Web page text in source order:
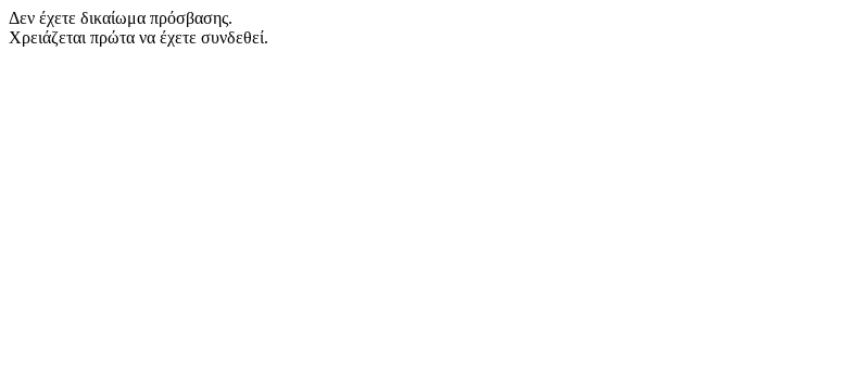
Δεν έχετε δικαίωμα πρόσβασης.
Χρειάζεται πρώτα να έχετε συνδεθεί.